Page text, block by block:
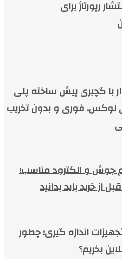
رپورتاژ برای
با گچبری پیش ساخته پلی
لوکس، فوری و بدون تخریب
جوش و الکترود مناسب؛
از خرید باید بدانید
اندازه گیری؛ چطور
بخریم؟